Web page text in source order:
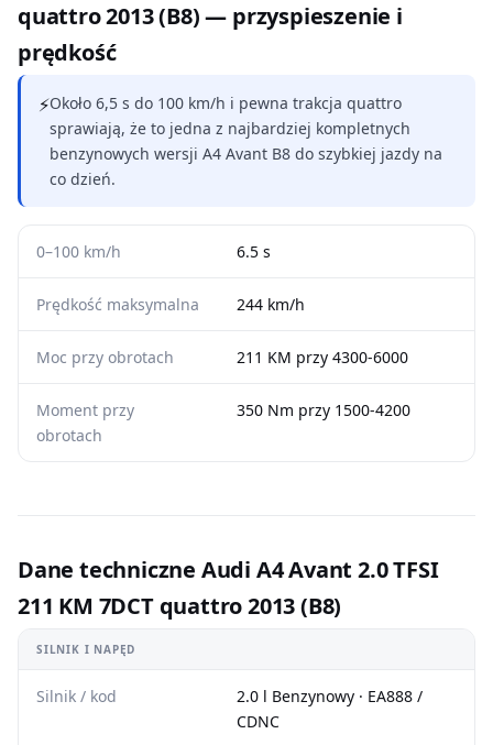
quattro 2013 (B8) — przyspieszenie i
prędkość
⚡Około 6,5 s do 100 km/h i pewna trakcja quattro
sprawiają, że to jedna z najbardziej kompletnych
benzynowych wersji A4 Avant B8 do szybkiej jazdy na
co dzień.
0–100 km/h 6.5 s
Prędkość maksymalna 244 km/h
Moc przy obrotach 211 KM przy 4300-6000
Moment przy
obrotach
350 Nm przy 1500-4200
Dane techniczne Audi A4 Avant 2.0 TFSI
211 KM 7DCT quattro 2013 (B8)
SILNIK I NAPĘD
Silnik / kod
2.0 l Benzynowy · EA888 /
CDNC